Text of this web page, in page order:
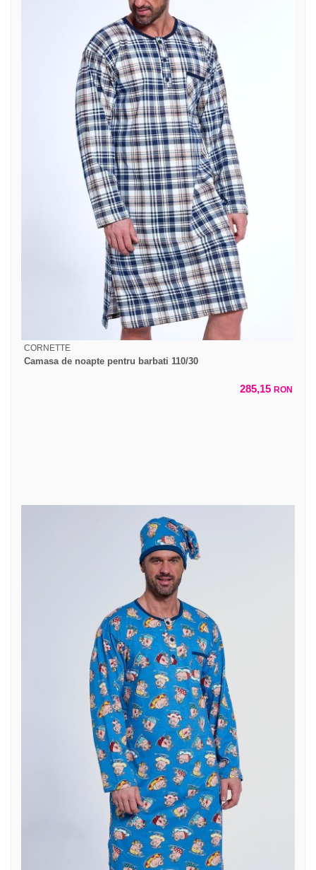
CORNETTE
Camasa de noapte pentru barbati 110/30
285,15 RON